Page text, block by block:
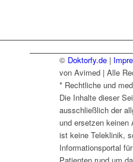
© Doktorfy.de |
von Avimed | Alle
* Rechtliche und
Die Inhalte dieser
ausschließlich der
und ersetzen keinen
ist keine Teleklinik,
Informationsportal